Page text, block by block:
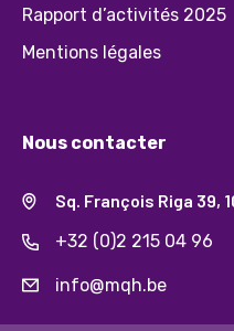
Rapport d’activités 2025
Mentions légales
Nous contacter
Sq. François Riga 39,
+32 (0)2 215 04 96
info@mqh.be